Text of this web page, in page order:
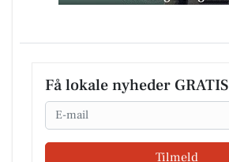
Få lokale nyheder GRATIS
Email
Tilmeld